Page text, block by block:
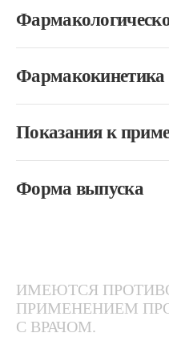
Фармакокинетика
Показания к
Форма выпуска
ИМЕЮТСЯ
ПРИМЕНЕНИЕМ
С ВРАЧОМ.